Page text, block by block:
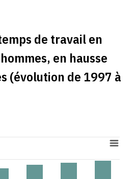
de travail en
en hausse
(évolution de 1997 à